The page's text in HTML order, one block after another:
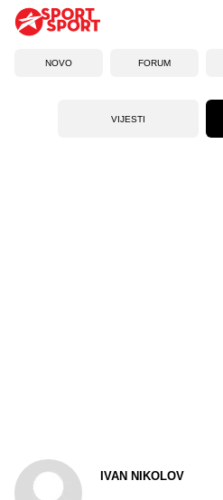
NOVO FORUM
VIJESTI
IVAN NIKOLOV